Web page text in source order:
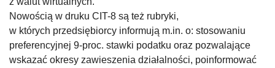
Nowością w druku CIT-8 są też rubryki,
w których przedsiębiorcy informują m.in. o: stosowaniu
preferencyjnej 9-proc. stawki podatku oraz pozwalające
wskazać okresy zawieszenia działalności, poinformować